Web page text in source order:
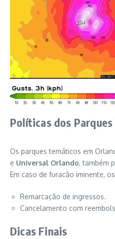
Políticas dos
Os parques temáticos em
e Universal Orlando, também
Em caso de furacão iminente,
Remarcação de ingressos.
Cancelamento com
Dicas Finais